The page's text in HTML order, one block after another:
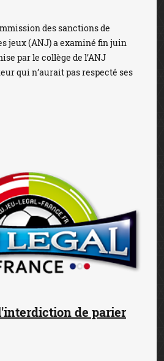
des sanctions de
jeux (ANJ) a examiné fin juin
par le collège de l’ANJ
qui n’aurait pas respecté ses
de parier